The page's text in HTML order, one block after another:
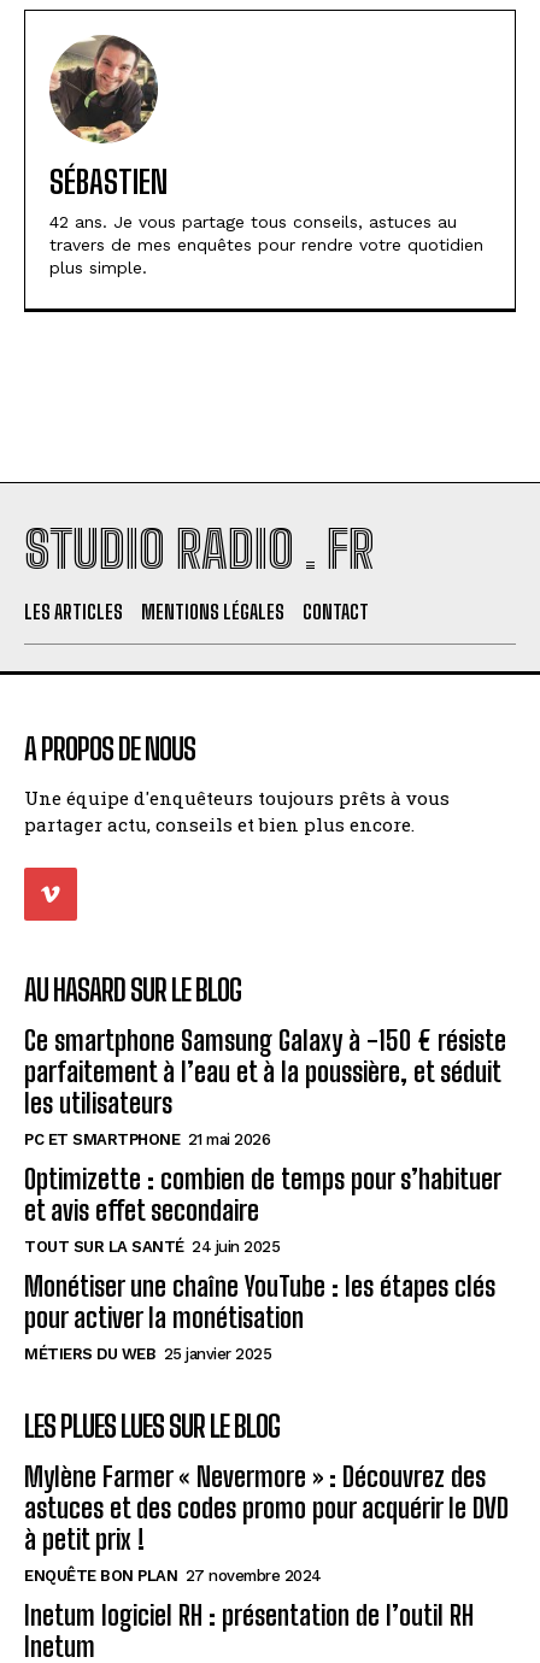
SÉBASTIEN
42 ans. Je vous partage tous conseils, astuces au
travers de mes enquêtes pour rendre votre quotidien
plus simple.
STUDIO RADIO . FR
LES ARTICLES MENTIONS LÉGALES CONTACT
A PROPOS DE NOUS
Une équipe d'enquêteurs toujours prêts à vous
partager actu, conseils et bien plus encore.
AU HASARD SUR LE BLOG
Ce smartphone Samsung Galaxy à -150 € résiste
parfaitement à l’eau et à la poussière, et séduit
les utilisateurs
PC ET SMARTPHONE 21 mai 2026
Optimizette : combien de temps pour s’habituer
et avis effet secondaire
TOUT SUR LA SANTÉ 24 juin 2025
Monétiser une chaîne YouTube : les étapes clés
pour activer la monétisation
MÉTIERS DU WEB 25 janvier 2025
LES PLUES LUES SUR LE BLOG
Mylène Farmer « Nevermore » : Découvrez des
astuces et des codes promo pour acquérir le DVD
à petit prix !
ENQUÊTE BON PLAN 27 novembre 2024
Inetum logiciel RH : présentation de l’outil RH
Inetum